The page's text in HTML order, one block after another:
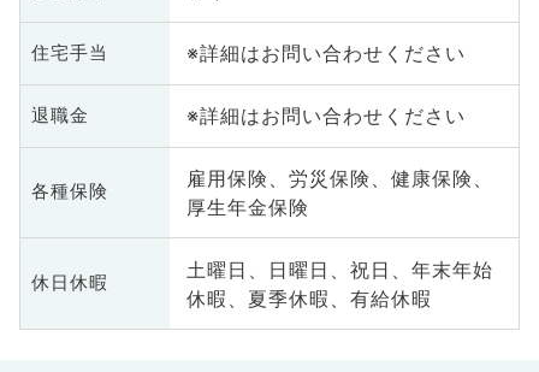
住宅手当 ※詳細はお問い合わせください
退職金 ※詳細はお問い合わせください
各種保険
雇用保険、労災保険、健康保険、
厚生年金保険
休日休暇
土曜日、日曜日、祝日、年末年始
休暇、夏季休暇、有給休暇